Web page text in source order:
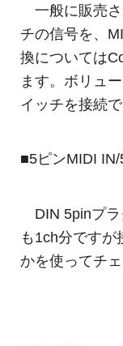
一般に販売さ
チの信号を、
換については
ます。ボリュ
イッチを接続で
■5ピンMIDI
DIN 5pinプラ
も1ch分です
かを使ってチ